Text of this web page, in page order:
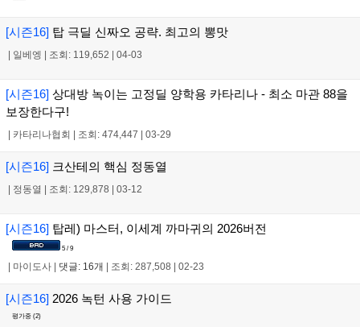
[시즌16] 탑 극딜 신짜오 공략. 최고의 뽕맛
일베엥 조회: 119,652 04-03
[시즌16] 상대방 녹이는 고정딜 양학용 카타리나 - 최소 마관 88을
보장한다구!
카타리나협회 조회: 474,447 03-29
[시즌16] 크산테의 핵심 정동열
정동열 조회: 129,878 03-12
[시즌16] 탑레) 마스터, 이세계 까마귀의 2026버전
5 / 9
마이도사 댓글: 16개 조회: 287,508 02-23
[시즌16] 2026 녹턴 사용 가이드
평가중 (2)